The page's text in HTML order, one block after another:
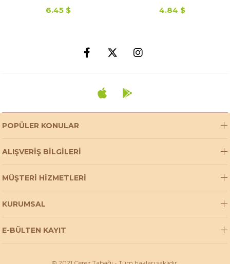
6.45 $ 4.84 $
POPÜLER KONULAR
ALIŞVERİŞ BİLGİLERİ
MÜŞTERİ HİZMETLERİ
KURUMSAL
E-BÜLTEN KAYIT